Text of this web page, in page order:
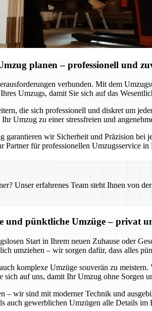
planen – professionell und
verbunden. Mit dem
Umzugs, damit Sie sich auf das
die sich professionell und diskret um
Umzug zu einer stressfreien und
garantieren wir Sicherheit und Präzision
Partner für professionellen Umzugsservice
Unser erfahrenes Team steht Ihnen von
und pünktliche Umzüge – privat
Start in Ihrem neuen Zuhause oder
umziehen – wir sorgen dafür, dass alles
komplexe Umzüge souverän zu
sich auf uns, damit Ihr Umzug ohne Sorgen
wir sind mit moderner Technik und
auch gewerblichen Umzügen alle Details